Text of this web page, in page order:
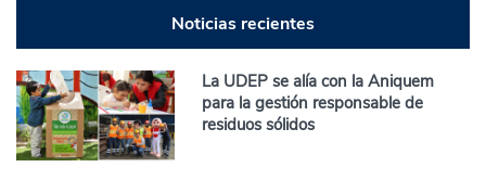
Noticias recientes
La UDEP se alía con la Aniquem
para la gestión responsable de
residuos sólidos